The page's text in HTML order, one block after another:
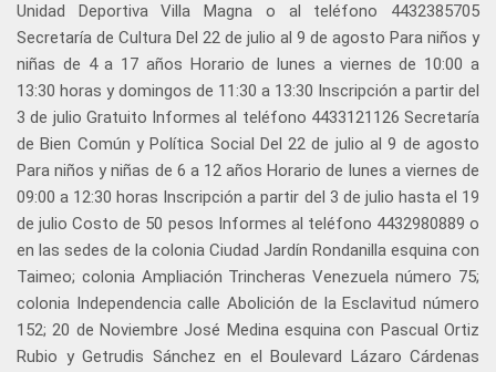
Unidad Deportiva Villa Magna o al teléfono 4432385705
Secretaría de Cultura Del 22 de julio al 9 de agosto Para niños y
niñas de 4 a 17 años Horario de lunes a viernes de 10:00 a
13:30 horas y domingos de 11:30 a 13:30 Inscripción a partir del
3 de julio Gratuito Informes al teléfono 4433121126 Secretaría
de Bien Común y Política Social Del 22 de julio al 9 de agosto
Para niños y niñas de 6 a 12 años Horario de lunes a viernes de
09:00 a 12:30 horas Inscripción a partir del 3 de julio hasta el 19
de julio Costo de 50 pesos Informes al teléfono 4432980889 o
en las sedes de la colonia Ciudad Jardín Rondanilla esquina con
Taimeo; colonia Ampliación Trincheras Venezuela número 75;
colonia Independencia calle Abolición de la Esclavitud número
152; 20 de Noviembre José Medina esquina con Pascual Ortiz
Rubio y Getrudis Sánchez en el Boulevard Lázaro Cárdenas